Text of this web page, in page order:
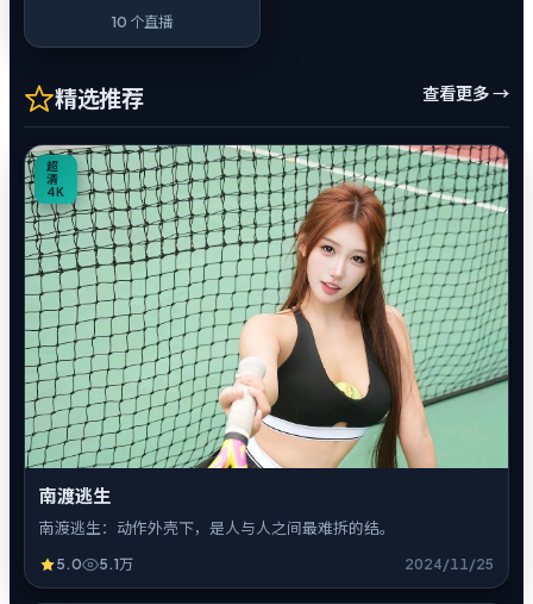
10 个直播
精选推荐 查看更多 →
超
清
4K
南渡逃生
南渡逃生：动作外壳下，是人与人之间最难拆的结。
5.0 5.1万 2024/11/25